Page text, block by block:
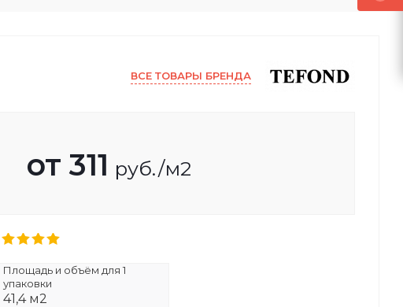
ВСЕ ТОВАРЫ БРЕНДА
от 311 руб./м2
Площадь и объём для 1
упаковки
41,4 м2